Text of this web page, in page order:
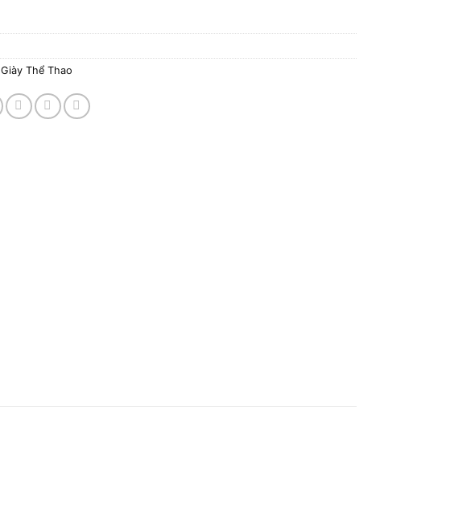
Giày Thể Thao